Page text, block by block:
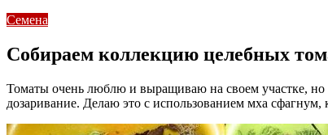
Семена
Собираем коллекцию целебных
Томаты очень люблю и выращиваю на своем участке, но
дозаривание. Делаю это с использованием мха